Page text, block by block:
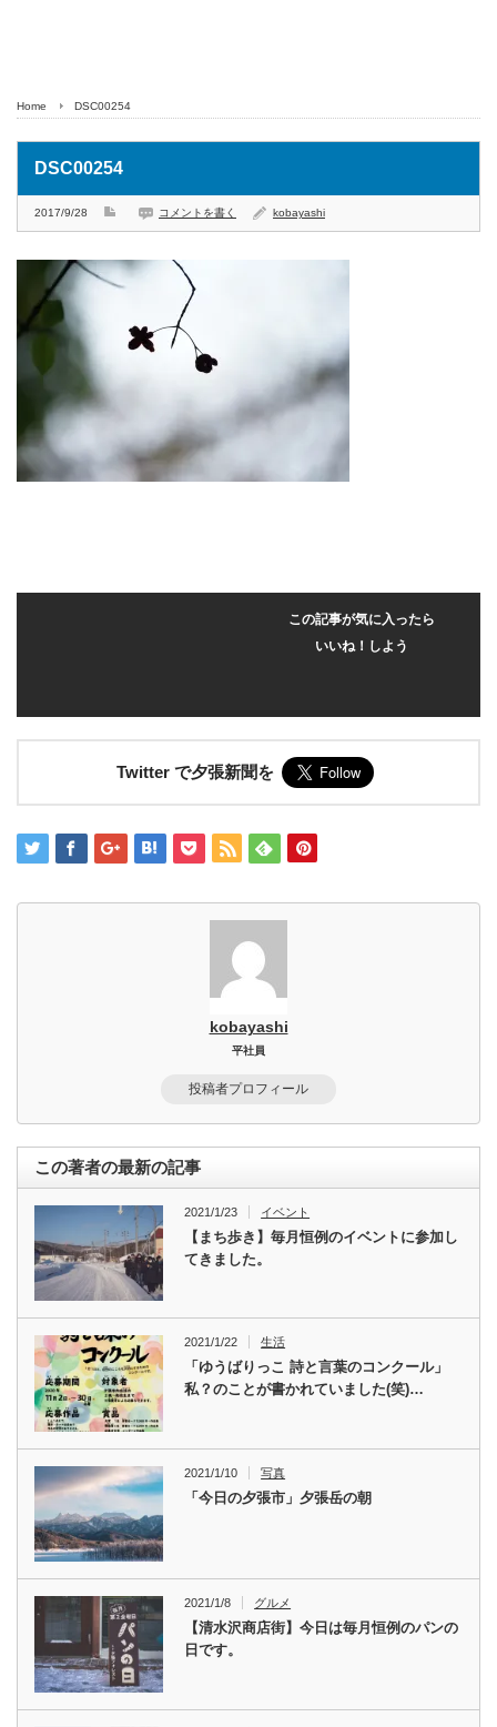
Home DSC00254
DSC00254
2017/9/28 コメントを書く kobayashi
この記事が気に入ったら
いいね！しよう
Twitter で夕張新聞を
kobayashi
平社員
投稿者プロフィール
この著者の最新の記事
2021/1/23 イベント
【まち歩き】毎月恒例のイベントに参加し
てきました。
2021/1/22 生活
「ゆうばりっこ 詩と言葉のコンクール」
私？のことが書かれていました(笑)…
2021/1/10 写真
「今日の夕張市」夕張岳の朝
2021/1/8 グルメ
【清水沢商店街】今日は毎月恒例のパンの
日です。